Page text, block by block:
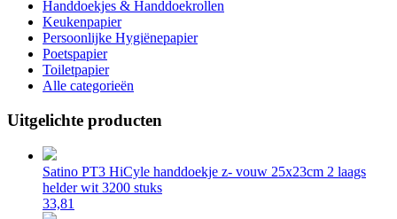
Handdoekjes & Handdoekrollen
Keukenpapier
Persoonlijke Hygiënepapier
Poetspapier
Toiletpapier
Alle categorieën
Uitgelichte producten
Satino PT3 HiCyle handdoekje z- vouw 25x23cm 2 laags
helder wit 3200 stuks
33,81